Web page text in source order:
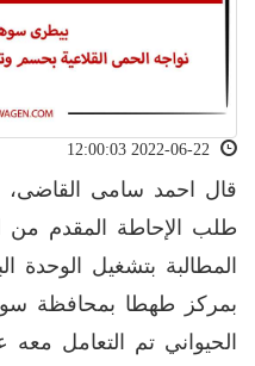
قال احمد سامى
طلب الإحاطة المقدم
المطالبة بتشغيل الوحدة
بمركز طهطا بمحافظة
الحيواني تم التعامل